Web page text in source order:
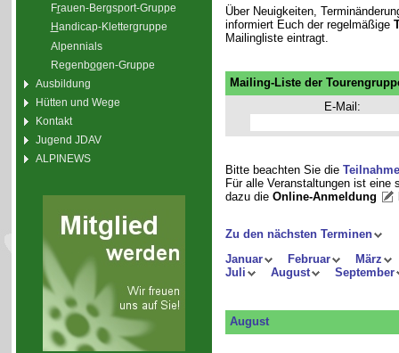
Frauen-Bergsport-Gruppe
Handicap-Klettergruppe
Alpennials
Regenbogen-Gruppe
Ausbildung
Hütten und Wege
Kontakt
Jugend JDAV
ALPINEWS
Über Neuigkeiten,
informiert Euch der regelmäßige
Mailingliste eintragt.
Mailing-Liste der
E-Mail:
Bitte beachten Sie die
Für alle Veranstaltungen ist
dazu die Online-Anmeldung
Zu den nächsten Terminen
Januar
Februar
März
Juli
August September
August